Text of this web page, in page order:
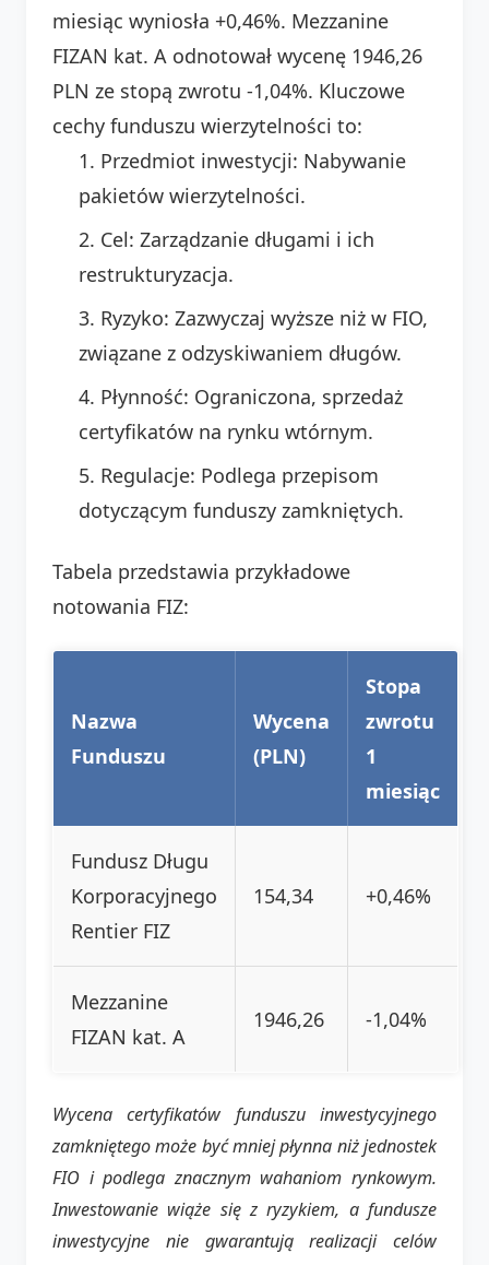
miesiąc wyniosła +0,46%. Mezzanine
FIZAN kat. A odnotował wycenę 1946,26
PLN ze stopą zwrotu -1,04%. Kluczowe
cechy funduszu wierzytelności to:
Przedmiot inwestycji: Nabywanie
pakietów wierzytelności.
Cel: Zarządzanie długami i ich
restrukturyzacja.
Ryzyko: Zazwyczaj wyższe niż w FIO,
związane z odzyskiwaniem długów.
Płynność: Ograniczona, sprzedaż
certyfikatów na rynku wtórnym.
Regulacje: Podlega przepisom
dotyczącym funduszy zamkniętych.
Tabela przedstawia przykładowe
notowania FIZ:
Nazwa
Funduszu
Wycena
(PLN)
Stopa
zwrotu
1
miesiąc
Fundusz Długu
Korporacyjnego
Rentier FIZ
154,34 +0,46%
Mezzanine
FIZAN kat. A
1946,26 -1,04%
Wycena certyfikatów funduszu inwestycyjnego
zamkniętego może być mniej płynna niż jednostek
FIO i podlega znacznym wahaniom rynkowym.
Inwestowanie wiąże się z ryzykiem, a fundusze
inwestycyjne nie gwarantują realizacji celów